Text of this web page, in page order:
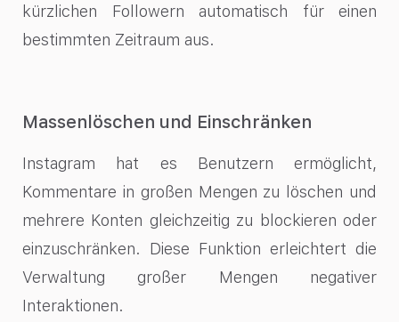
kürzlichen Followern automatisch für einen
bestimmten Zeitraum aus.
Massenlöschen und Einschränken
Instagram hat es Benutzern ermöglicht,
Kommentare in großen Mengen zu löschen und
mehrere Konten gleichzeitig zu blockieren oder
einzuschränken. Diese Funktion erleichtert die
Verwaltung großer Mengen negativer
Interaktionen.